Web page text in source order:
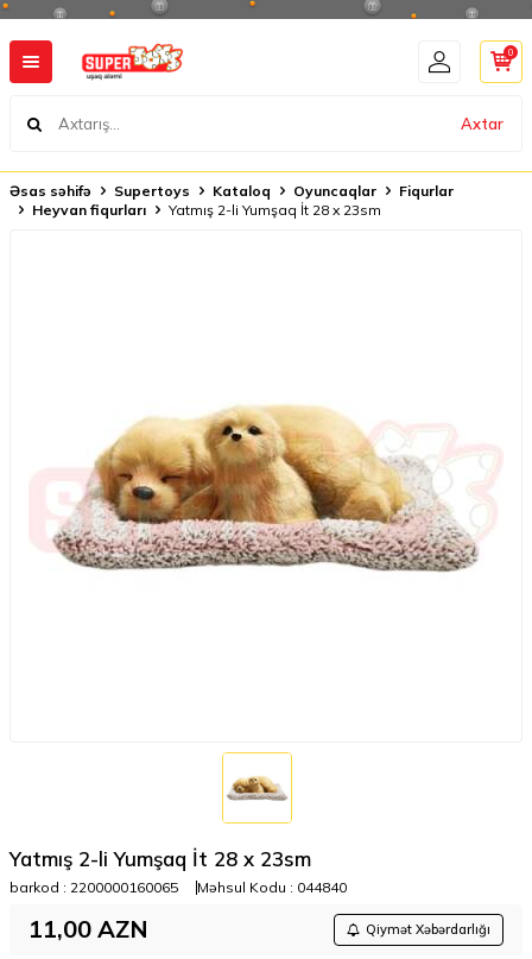
Axtar
0
Əsas səhifə Supertoys Kataloq Oyuncaqlar
Fiqurlar
Heyvan fiqurları
Yatmış 2-li Yumşaq İt 28 x 23sm
Yatmış 2-li Yumşaq İt 28 x 23sm
barkod : 2200000160065 Məhsul Kodu : 044840
11,00 AZN Qiymət Xəbərdarlığı